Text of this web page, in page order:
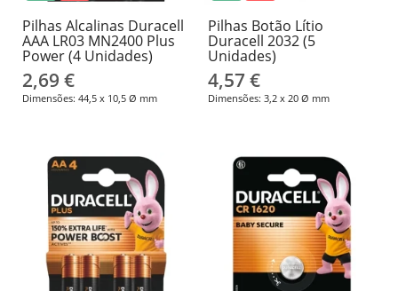
Pilhas Alcalinas Duracell
AAA LR03 MN2400 Plus
Power (4 Unidades)
2,69 €
Dimensões: 44,5 x 10,5 Ø mm
Pilhas Botão Lítio
Duracell 2032 (5
Unidades)
4,57 €
Dimensões: 3,2 x 20 Ø mm